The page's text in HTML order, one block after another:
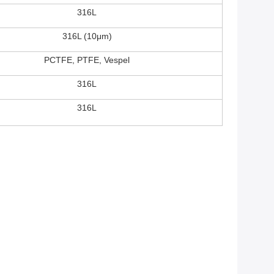
316L
316L (10μm)
PCTFE, PTFE, Vespel
316L
316L